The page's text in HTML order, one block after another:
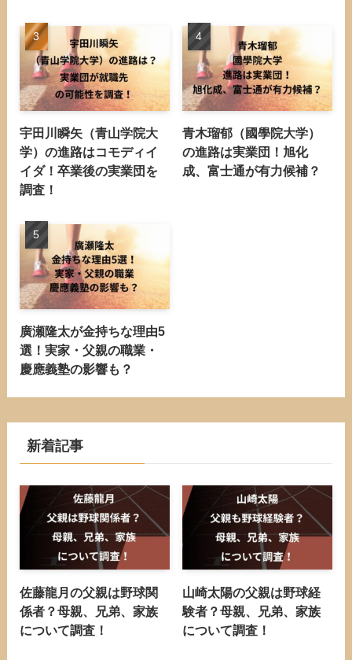
宇田川瞬矢（青山学院大
学）の進路はコモディイ
イダ！卒業後の実業団を
調査！
青木瑠郁（國學院大学）
の進路は実業団！旭化
成、富士通が有力候補？
廣瀬隆太が金持ちな理由5
選！実家・父親の職業・
慶應義塾の影響も？
新着記事
佐藤龍月の父親は野球関
係者？母親、兄弟、家族
について調査！
山崎太陽の父親は野球経
験者？母親、兄弟、家族
について調査！